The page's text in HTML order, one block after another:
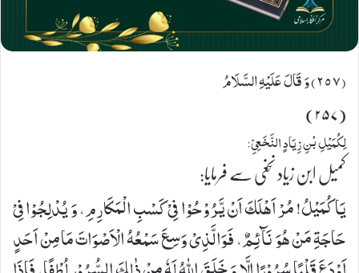
(٢٥٧) وَ قَالَ عَلَیْهِ السَّلَامُ
(۲۵۷)
لِكُمَیْلِ بْنِ زِیَادٍ النَّخَعِیِّ:
کمیل ابن زیاد نخعی سے فرمایا:
یَا كُمَیْلُ! مُرْ اَهْلَكَ اَنْ یَّرُوْحُوْا فِیْ كَسْبِ الْمَكَارِمِ، وَ یُدْلِجُوْا فِیْ
حَاجَةِ مَنْ هُوَ نَآئِمٌ، فَوَالَّذِیْ وَسِعَ سَمْعُهُ الْاَصْوَاتَ مَا مِنْ اَحَدٍ